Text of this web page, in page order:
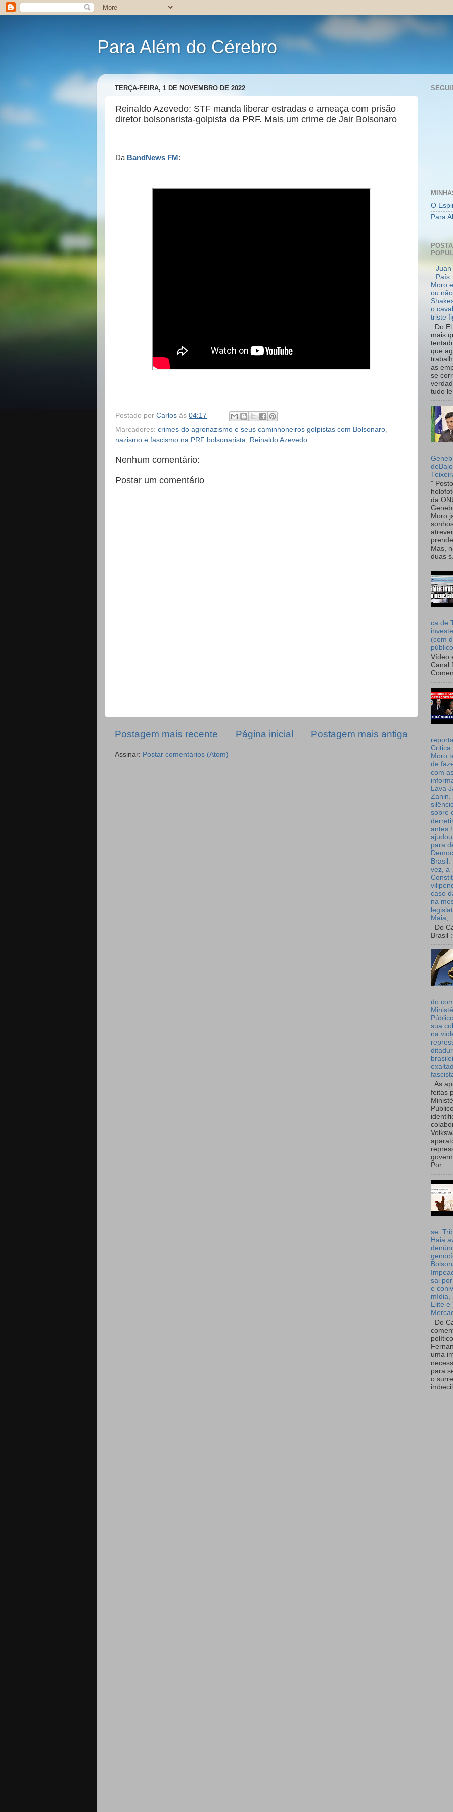
Para Além do Cérebro
TERÇA-FEIRA, 1 DE NOVEMBRO DE 2022
Reinaldo Azevedo: STF manda liberar estradas e ameaça com prisão
diretor bolsonarista-golpista da PRF. Mais um crime de Jair Bolsonaro
Da BandNews FM :
Postado por Carlos às 04:17
Marcadores: crimes do agronazismo e seus caminhoneiros golpistas com Bolsonaro
nazismo e fascismo na PRF bolsonarista
Reinaldo Azevedo
Nenhum comentário:
Postar um comentário
Postagem mais recente Postagem mais antiga
Página inicial
Assinar: Postar comentários (Atom)
O
Para
Juan
Moro
ou
o
triste
Do
mais
que
as
se
tudo
"
da
Moro
Mas,
duas
ca de
(com
Vídeo
Canal
Critica
Moro
de
com
Lava
Zanin.
sobre
antes
para
Brasil.
vez, a
caso
na
Maia,
Do
Brasil :
do
sua
na
As
feitas
Por ...
se:
Haia
sai
e
mídia,
Elite e
Do
uma
para
o